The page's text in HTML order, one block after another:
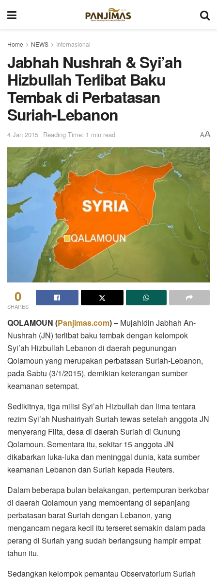
Home NEWS Internasional
Jabhah Nushrah & Syi’ah
Hizbullah Terlibat Baku
Tembak di Perbatasan
Suriah-Lebanon
4 Jan 2015 Reading Time: 1 min read AA
0
SHARES
QOLAMOUN (Panjimas.com) – Mujahidin Jabhah An-
Nushrah (JN) terlibat baku tembak dengan kelompok
Syi’ah Hizbullah Lebanon di daerah pegunungan
Qolamoun yang merupakan perbatasan Suriah-Lebanon,
pada Sabtu (3/1/2015), demikian keterangan sumber
keamanan setempat.
Sedikitnya, tiga milisi Syi’ah Hizbullah dan lima tentara
rezim Syi’ah Nushairiyah Suriah tewas setelah anggota JN
menyerang Flita, desa di daerah Suriah di Gunung
Qolamoun. Sementara itu, sekitar 15 anggota JN
dikabarkan luka-luka dan meninggal dunia, kata sumber
keamanan Lebanon dan Suriah kepada Reuters.
Dalam beberapa bulan belakangan, pertempuran berkobar
di daerah Qolamoun yang membentang di sepanjang
perbatasan barat Suriah dengan Lebanon, yang
mengancam negara kecil itu terseret semakin dalam pada
perang di Suriah yang sudah berlangsung hampir empat
tahun itu.
Sedangkan kelompok pemantau Observatorium Suriah